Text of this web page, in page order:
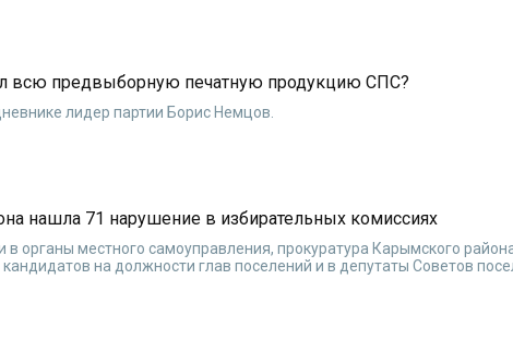
всю предвыборную печатную продукцию СПС?
лидер партии Борис Немцов.
нашла 71 нарушение в избирательных комиссиях
органы местного самоуправления, прокуратура Карымского
на должности глав поселений и в депутаты Советов